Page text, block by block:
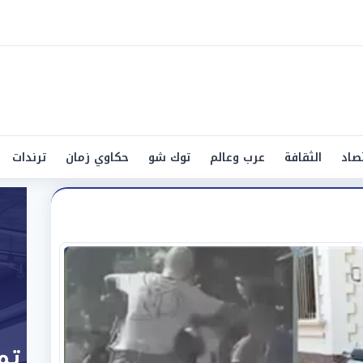
الثقافة عرب وعالم توك شو حكاوي زمان ترندات